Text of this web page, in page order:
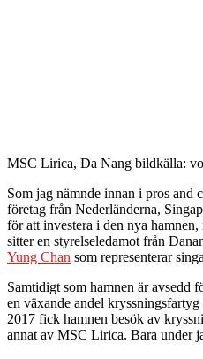
MSC Lirica, Da Nang bildkälla:
Som jag nämnde innan i pros and
företag från Nederländerna,
för att investera i den nya
sitter en styrelseledamot från
Yung Chan som representerar
Samtidigt som hamnen är avsedd
en växande andel
2017 fick hamnen besök av
annat av MSC Lirica. Bara under